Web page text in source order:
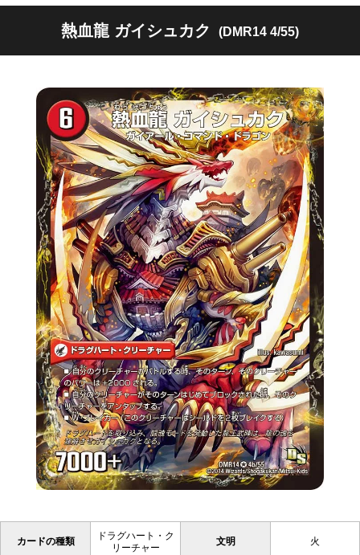
熱血龍 ガイシュカク (DMR14 4/55)
カードの種類
ドラグハート・ク
リーチャー
文明 火